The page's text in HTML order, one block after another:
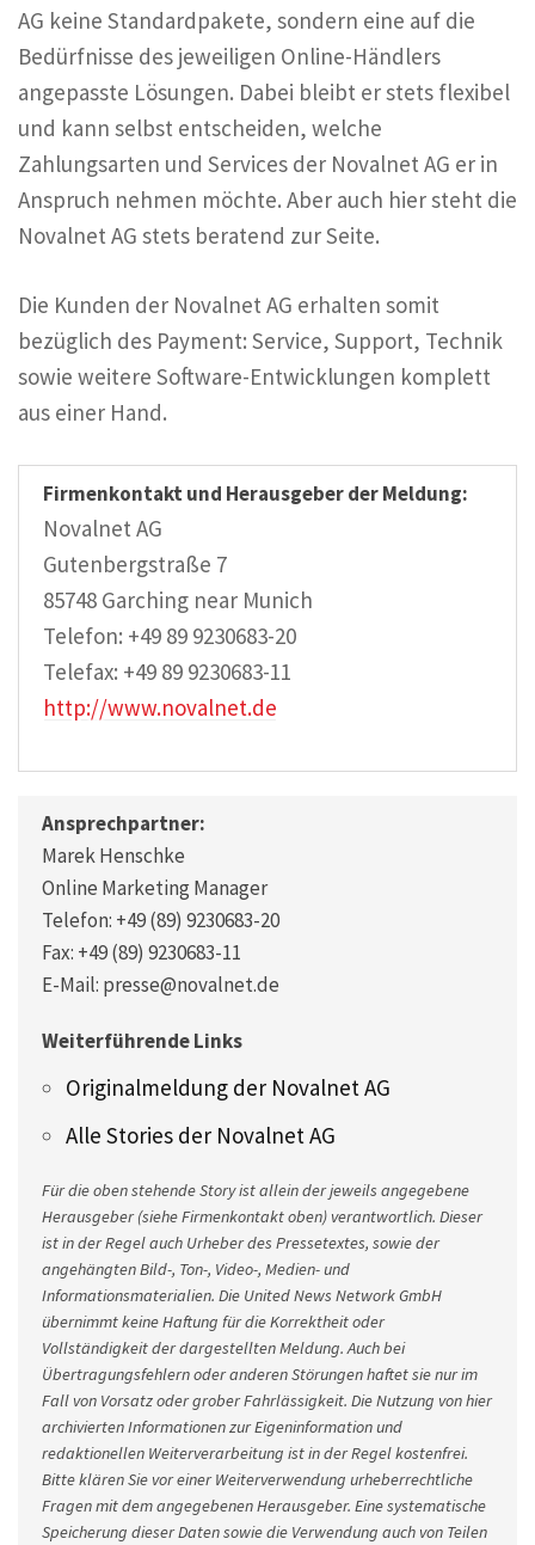
AG keine Standardpakete, sondern eine auf die
Bedürfnisse des jeweiligen Online-Händlers
angepasste Lösungen. Dabei bleibt er stets flexibel
und kann selbst entscheiden, welche
Zahlungsarten und Services der Novalnet AG er in
Anspruch nehmen möchte. Aber auch hier steht die
Novalnet AG stets beratend zur Seite.
Die Kunden der Novalnet AG erhalten somit
bezüglich des Payment: Service, Support, Technik
sowie weitere Software-Entwicklungen komplett
aus einer Hand.
Firmenkontakt und Herausgeber der Meldung:
Novalnet AG
Gutenbergstraße 7
85748 Garching near Munich
Telefon: +49 89 9230683-20
Telefax: +49 89 9230683-11
http://www.novalnet.de
Ansprechpartner:
Marek Henschke
Online Marketing Manager
Telefon: +49 (89) 9230683-20
Fax: +49 (89) 9230683-11
E-Mail: presse@novalnet.de
Weiterführende Links
Originalmeldung der Novalnet AG
Alle Stories der Novalnet AG
Für die oben stehende Story ist allein der jeweils angegebene
Herausgeber (siehe Firmenkontakt oben) verantwortlich. Dieser
ist in der Regel auch Urheber des Pressetextes, sowie der
angehängten Bild-, Ton-, Video-, Medien- und
Informationsmaterialien. Die United News Network GmbH
übernimmt keine Haftung für die Korrektheit oder
Vollständigkeit der dargestellten Meldung. Auch bei
Übertragungsfehlern oder anderen Störungen haftet sie nur im
Fall von Vorsatz oder grober Fahrlässigkeit. Die Nutzung von hier
archivierten Informationen zur Eigeninformation und
redaktionellen Weiterverarbeitung ist in der Regel kostenfrei.
Bitte klären Sie vor einer Weiterverwendung urheberrechtliche
Fragen mit dem angegebenen Herausgeber. Eine systematische
Speicherung dieser Daten sowie die Verwendung auch von Teilen